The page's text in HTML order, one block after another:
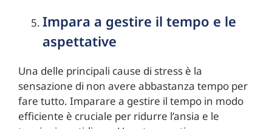
Impara a gestire il tempo e le
aspettative
Una delle principali cause di stress è la
sensazione di non avere abbastanza tempo per
fare tutto. Imparare a gestire il tempo in modo
efficiente è cruciale per ridurre l’ansia e le